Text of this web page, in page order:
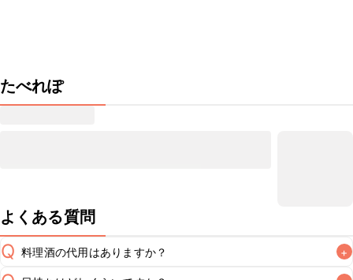
たべれぽ
よくある質問
Q 料理酒の代用はありますか？ +